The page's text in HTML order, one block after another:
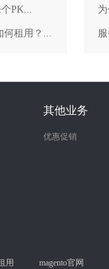
PK...
何租用？...
其他业务
优惠促销
用 magento官网